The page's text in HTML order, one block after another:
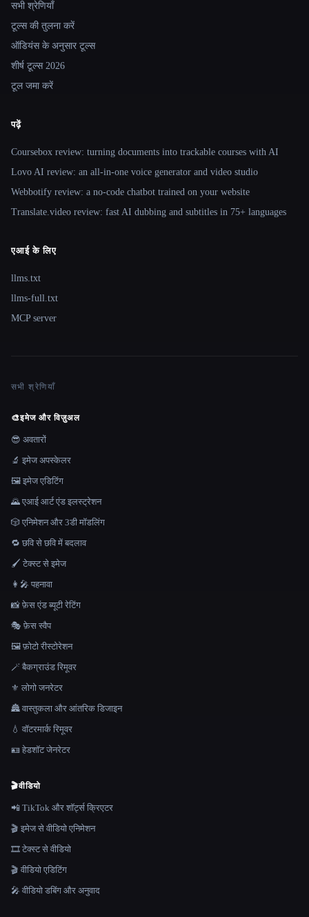
सभी श्रेणियाँ
टूल्स की तुलना करें
ऑडियंस के अनुसार टूल्स
शीर्ष टूल्स 2026
टूल जमा करें
पढ़ें
Coursebox review: turning documents into trackable courses with AI
Lovo AI review: an all-in-one voice generator and video studio
Webbotify review: a no-code chatbot trained on your website
Translate.video review: fast AI dubbing and subtitles in 75+ languages
एआई के लिए
llms.txt
llms-full.txt
MCP server
सभी श्रेणियाँ
🎨इमेज और विज़ुअल
😎 अवतारों
🔬 इमेज अपस्केलर
🖼️ इमेज एडिटिंग
🌄 एआई आर्ट एंड इलस्ट्रेशन
🎲 एनिमेशन और 3डी मॉडलिंग
🔁 छवि से छवि में बदलाव
🖌️ टेक्स्ट से इमेज
👩‍🎤 पहनावा
📸 फ़ेस एंड ब्यूटी रेटिंग
🎭 फ़ेस स्वैप
🖼️ फ़ोटो रीस्टोरेशन
🪄 बैकग्राउंड रिमूवर
⚜️ लोगो जनरेटर
🏯 वास्तुकला और आंतरिक डिजाइन
💧 वॉटरमार्क रिमूवर
🪪 हेडशॉट जेनरेटर
🎬वीडियो
📲 TikTok और शॉर्ट्स क्रिएटर
🎬 इमेज से वीडियो एनिमेशन
🎞️ टेक्स्ट से वीडियो
🎬 वीडियो एडिटिंग
🎤 वीडियो डबिंग और अनुवाद